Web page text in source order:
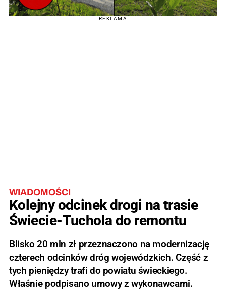
REKLAMA
WIADOMOŚCI
Kolejny odcinek drogi na trasie
Świecie-Tuchola do remontu
Blisko 20 mln zł przeznaczono na modernizację
czterech odcinków dróg wojewódzkich. Część z
tych pieniędzy trafi do powiatu świeckiego.
Właśnie podpisano umowy z wykonawcami.